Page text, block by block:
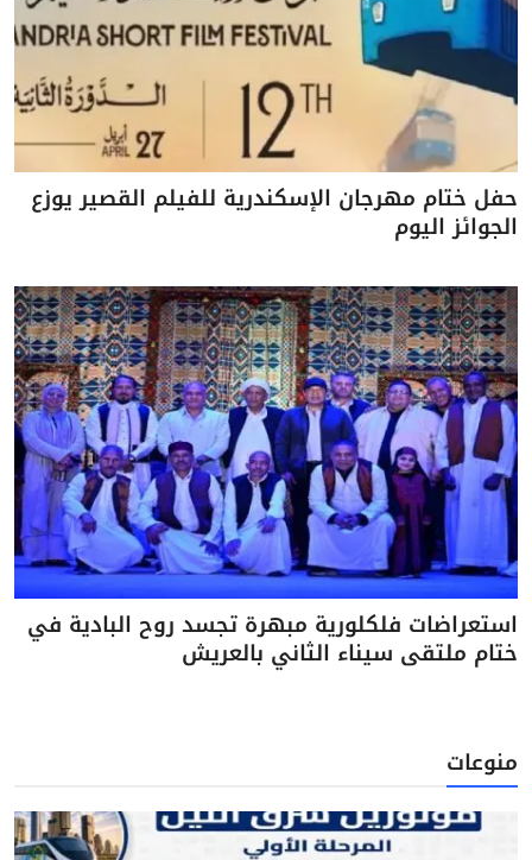
حفل ختام مهرجان الإسكندرية للفيلم القصير يوزع
الجوائز اليوم
استعراضات فلكلورية مبهرة تجسد روح البادية في
ختام ملتقى سيناء الثاني بالعريش
منوعات